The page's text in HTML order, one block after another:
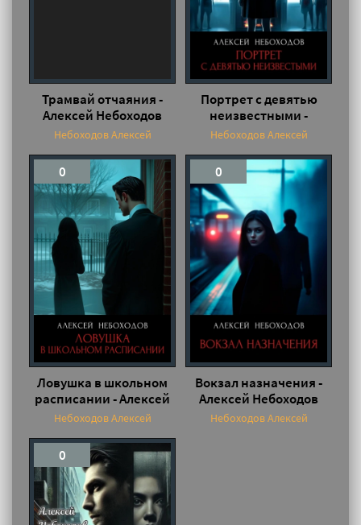
Трамвай отчаяния -
Алексей Небоходов
Небоходов Алексей
Портрет с девятью
неизвестными -
Алексей Небоходов
Небоходов Алексей
0
Ловушка в школьном
расписании - Алексей
Небоходов
Небоходов Алексей
0
Вокзал назначения -
Алексей Небоходов
Небоходов Алексей
0